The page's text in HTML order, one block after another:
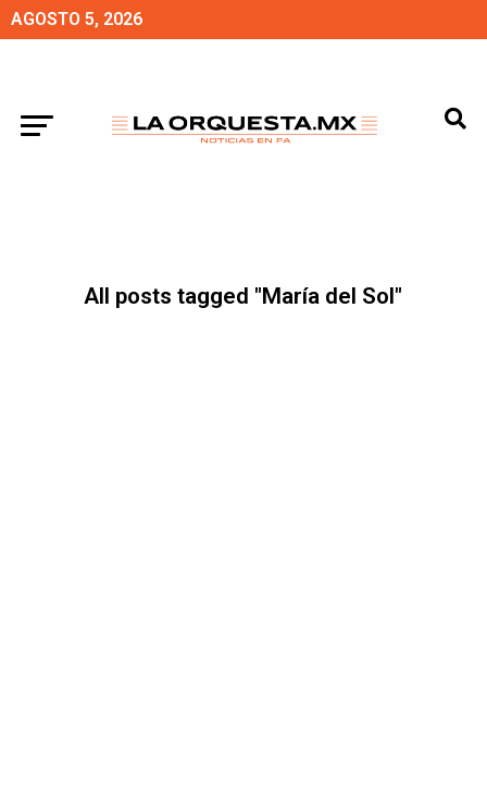
AGOSTO 5, 2026
All posts tagged "María del Sol"